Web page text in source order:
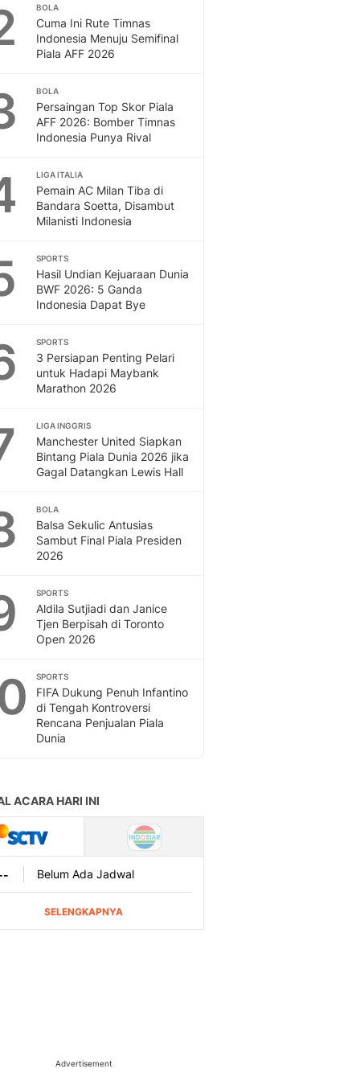
BOLA
Cuma Ini Rute Timnas
Indonesia Menuju Semifinal
Piala AFF 2026
BOLA
Persaingan Top Skor Piala
AFF 2026: Bomber Timnas
Indonesia Punya Rival
LIGA ITALIA
Pemain AC Milan Tiba di
Bandara Soetta, Disambut
Milanisti Indonesia
SPORTS
Hasil Undian Kejuaraan Dunia
BWF 2026: 5 Ganda
Indonesia Dapat Bye
SPORTS
3 Persiapan Penting Pelari
untuk Hadapi Maybank
Marathon 2026
LIGA INGGRIS
Manchester United Siapkan
Bintang Piala Dunia 2026 jika
Gagal Datangkan Lewis Hall
BOLA
Balsa Sekulic Antusias
Sambut Final Piala Presiden
2026
SPORTS
Aldila Sutjiadi dan Janice
Tjen Berpisah di Toronto
Open 2026
SPORTS
FIFA Dukung Penuh Infantino
di Tengah Kontroversi
Rencana Penjualan Piala
Dunia
Advertisement